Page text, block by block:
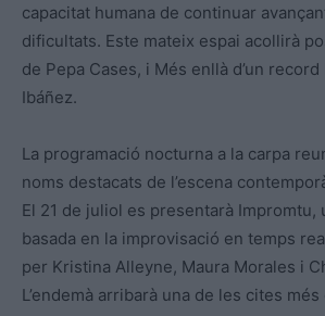
capacitat humana de continuar
dificultats. Este mateix espai acollirà
de Pepa Cases, i Més enllà d’un
Ibáñez.
La programació nocturna a la carpa
noms destacats de l’escena
El 21 de juliol es presentarà Impromtu,
basada en la improvisació en temps
per Kristina Alleyne, Maura Morales i
L’endemà arribarà una de les cites